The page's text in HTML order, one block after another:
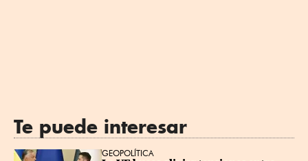
Te puede interesar
GEOPOLÍTICA